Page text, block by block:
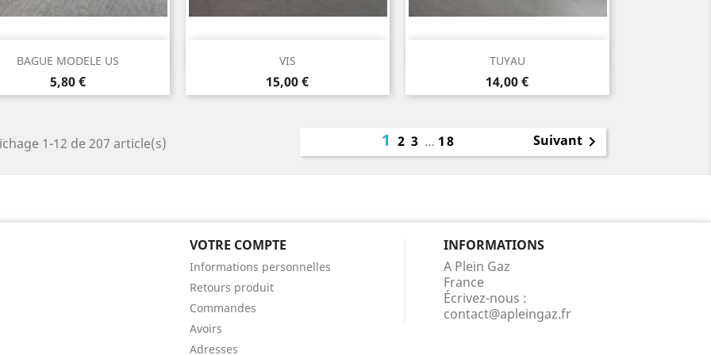
BAGUE MODELE US
Prix
5,80 €
Aperçu rapide VIS
Prix
15,00 €
Aperçu rapide TUYAU
Prix
14,00 €
Aperçu rapide
1-12 de 207 article(s) 123 … 18 Suivant
VOTRE COMPTE
Informations personnelles
Retours produit
Commandes
Avoirs
Adresses
INFORMATIONS
A Plein Gaz
France
Écrivez-nous :
contact@apleingaz.fr